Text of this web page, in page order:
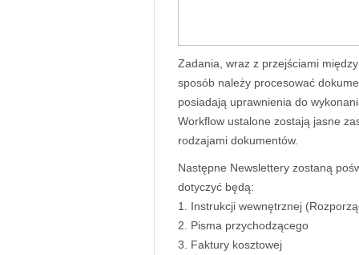
Zadania, wraz z przejściami
sposób należy procesować
posiadają uprawnienia do
Workflow ustalone zostają jasne
rodzajami dokumentów.
Następne Newslettery zostaną
dotyczyć będą:
1. Instrukcji wewnętrznej
2. Pisma przychodzącego
3. Faktury kosztowej